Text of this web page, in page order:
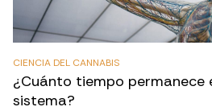
CIENCIA DEL CANNABIS
¿Cuánto tiempo permanece
sistema?